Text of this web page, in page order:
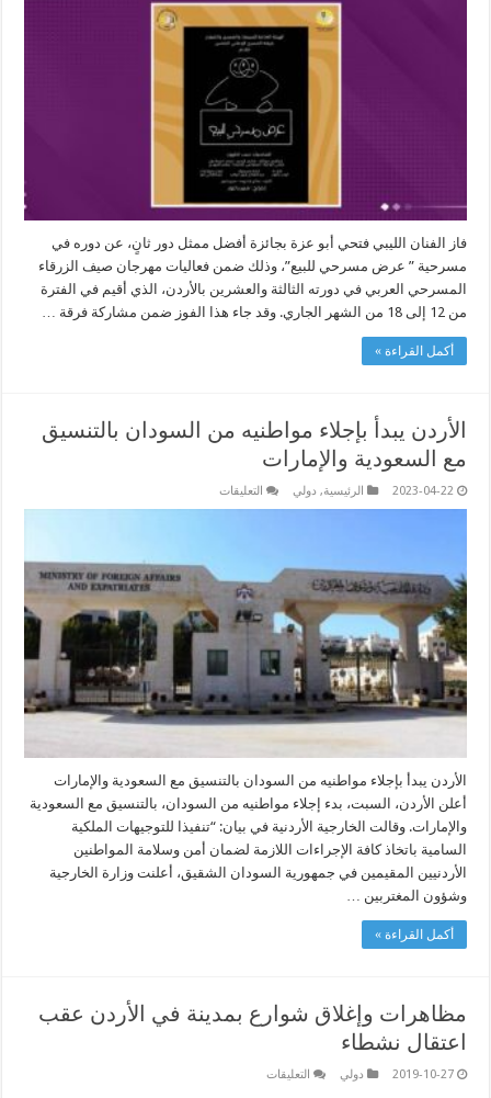
ممثل
دور
ثانٍ
للمسرحي
فتحي
أبو
بالأردن
مغلقة
فاز الفنان الليبي فتحي أبو عزة بجائزة أفضل ممثل دور ثانٍ، عن دوره في
مسرحية ” عرض مسرحي للبيع”، وذلك ضمن فعاليات مهرجان صيف الزرقاء
المسرحي العربي في دورته الثالثة والعشرين بالأردن، الذي أقيم في الفترة
من 12 إلى 18 من الشهر الجاري. وقد جاء هذا الفوز ضمن مشاركة فرقة …
أكمل القراءة »
الأردن يبدأ بإجلاء مواطنيه من السودان بالتنسيق
مع السعودية والإمارات
2023-04-22 الرئيسية, دولي التعليقات
من
السودان
بالتنسيق
مع
السعودية
والإمارات
مغلقة
الأردن يبدأ بإجلاء مواطنيه من السودان بالتنسيق مع السعودية والإمارات
أعلن الأردن، السبت، بدء إجلاء مواطنيه من السودان، بالتنسيق مع السعودية
والإمارات. وقالت الخارجية الأردنية في بيان: “تنفيذا للتوجيهات الملكية
السامية باتخاذ كافة الإجراءات اللازمة لضمان أمن وسلامة المواطنين
الأردنيين المقيمين في جمهورية السودان الشقيق، أعلنت وزارة الخارجية
وشؤون المغتربين …
أكمل القراءة »
مظاهرات وإغلاق شوارع بمدينة في الأردن عقب
اعتقال نشطاء
2019-10-27 دولي التعليقات